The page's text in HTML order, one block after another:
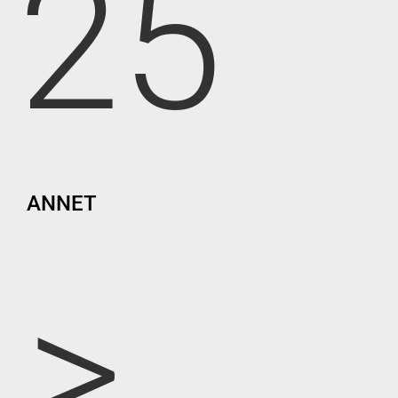
25
ANNET